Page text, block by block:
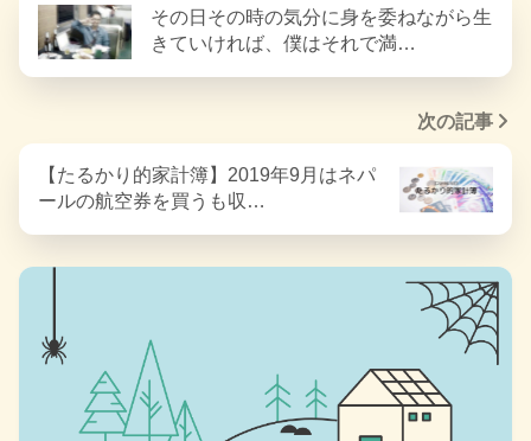
その日その時の気分に身を委ねながら生
きていければ、僕はそれで満…
次の記事
【たるかり的家計簿】2019年9月はネパ
ールの航空券を買うも収…